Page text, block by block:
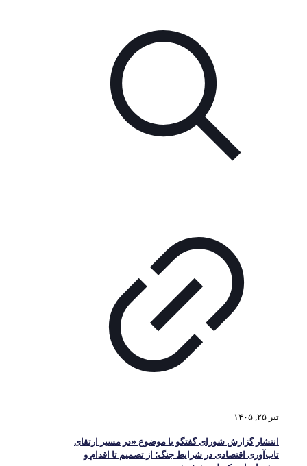
تیر ۲۵, ۱۴۰۵
انتشار گزارش شورای گفتگو با موضوع «در مسیر ارتقای
تاب‌آوری اقتصادی در شرایط جنگ؛ از تصمیم تا اقدام و